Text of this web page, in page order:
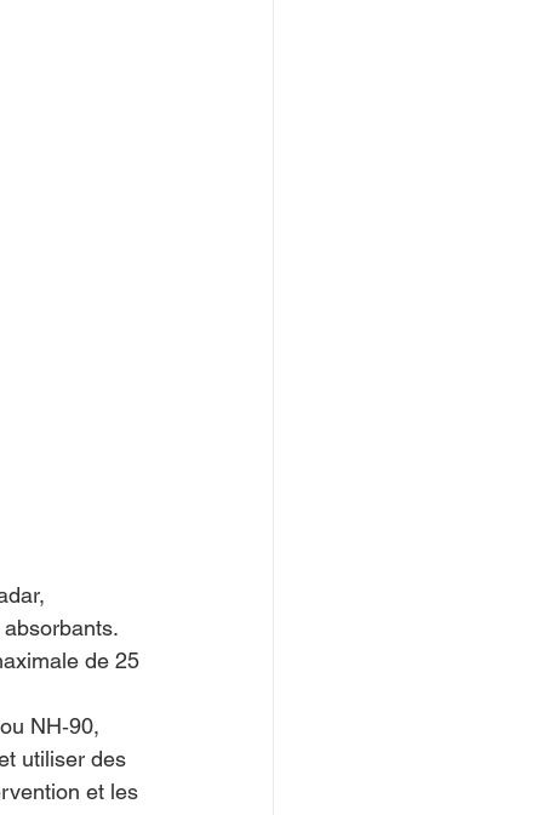
de 25
NH‑90,
utiliser des
et les